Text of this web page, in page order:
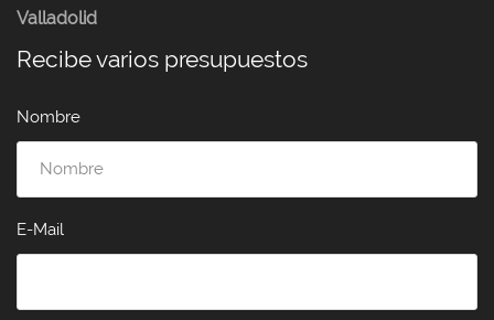
Valladolid
Recibe varios presupuestos
Nombre
E-Mail